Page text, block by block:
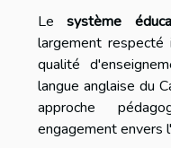
Lesystème
largement respecté
qualité
langue anglaise du
approche
engagement envers